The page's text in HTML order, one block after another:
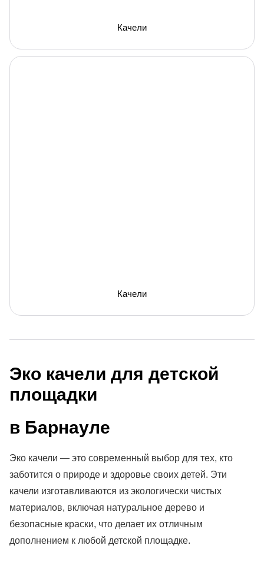
Качели
Качели
Эко качели для детской
площадки
в Барнауле
Эко качели — это современный выбор для тех, кто
заботится о природе и здоровье своих детей. Эти
качели изготавливаются из экологически чистых
материалов, включая натуральное дерево и
безопасные краски, что делает их отличным
дополнением к любой детской площадке.